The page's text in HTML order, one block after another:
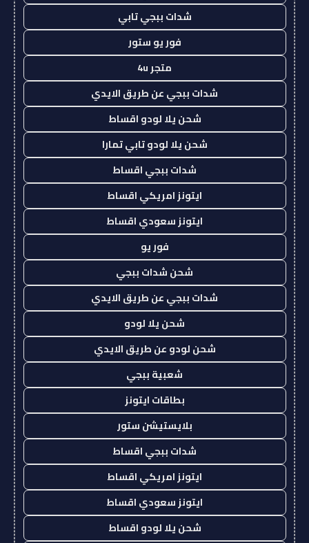
شدات ببجي تابي
فور يو ستور
متجر 4u
شدات ببجي عن طريق الايدي
شحن يلا لودو اقساط
شحن يلا لودو تابي تمارا
شدات ببجي اقساط
ايتونز امريكي اقساط
ايتونز سعودي اقساط
فور يو
شحن شدات ببجي
شدات ببجي عن طريق الايدي
شحن يلا لودو
شحن لودو عن طريق الايدي
شعبية ببجي
بطاقات ايتونز
بلايستيشن ستور
شدات ببجي اقساط
ايتونز امريكي اقساط
ايتونز سعودي اقساط
شحن يلا لودو اقساط